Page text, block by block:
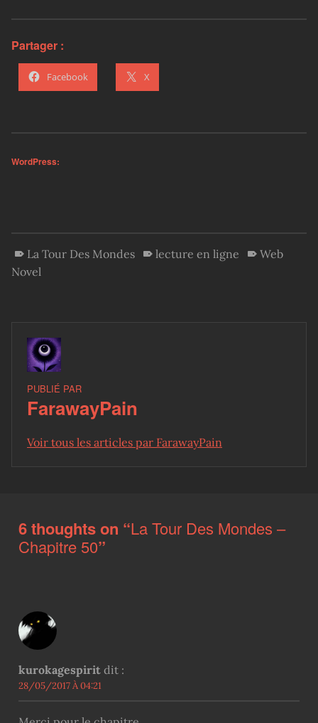
Partager :
Facebook X
WordPress:
La Tour Des Mondes lecture en ligne
Web
Novel
PUBLIÉ PAR
FarawayPain
Voir tous les articles par FarawayPain
6 thoughts on “La Tour Des Mondes –
Chapitre 50”
kurokagespirit dit :
28/05/2017 À 04:21